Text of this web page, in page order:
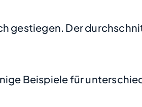
gestiegen. Der
Beispiele für